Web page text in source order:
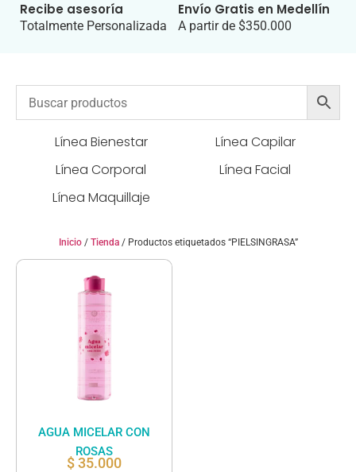
Recibe asesoría
Totalmente Personalizada
Envío Gratis en Medellín
A partir de $350.000
Línea Bienestar
Línea Capilar
Línea Corporal
Línea Facial
Línea Maquillaje
Inicio/ Tienda/ Productos etiquetados “PIELSINGRASA”
AGUA MICELAR CON
ROSAS
$35.000